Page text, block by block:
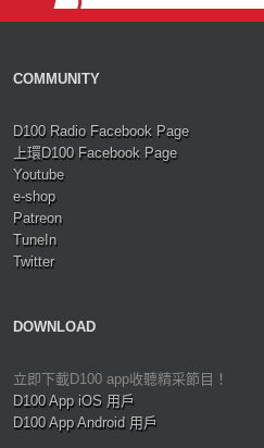
COMMUNITY
D100 Radio Facebook Page
上環D100 Facebook Page
Youtube
e-shop
Patreon
TuneIn
Twitter
DOWNLOAD
立即下載D100 app收聽精采節目！
D100 App iOS 用戶
D100 App Android 用戶